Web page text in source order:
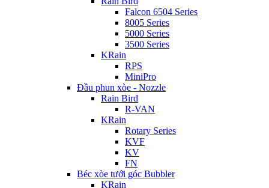
Falcon 6504 Series
8005 Series
5000 Series
3500 Series
KRain
RPS
MiniPro
Đầu phun xòe - Nozzle
Rain Bird
R-VAN
KRain
Rotary Series
KVF
KV
FN
Béc xòe tưới góc Bubbler
KRain